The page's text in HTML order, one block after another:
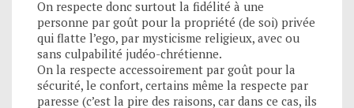
On respecte donc surtout la fidélité à une
personne par goût pour la propriété (de soi) privée
qui flatte l’ego, par mysticisme religieux, avec ou
sans culpabilité judéo-chrétienne.
On la respecte accessoirement par goût pour la
sécurité, le confort, certains même la respecte par
paresse (c’est la pire des raisons, car dans ce cas, ils